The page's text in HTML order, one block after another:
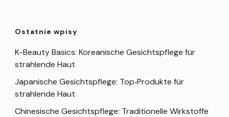
Ostatnie wpisy
K-Beauty Basics: Koreanische Gesichtspflege für
strahlende Haut
Japanische Gesichtspflege: Top‑Produkte für
strahlende Haut
Chinesische Gesichtspflege: Traditionelle Wirkstoffe